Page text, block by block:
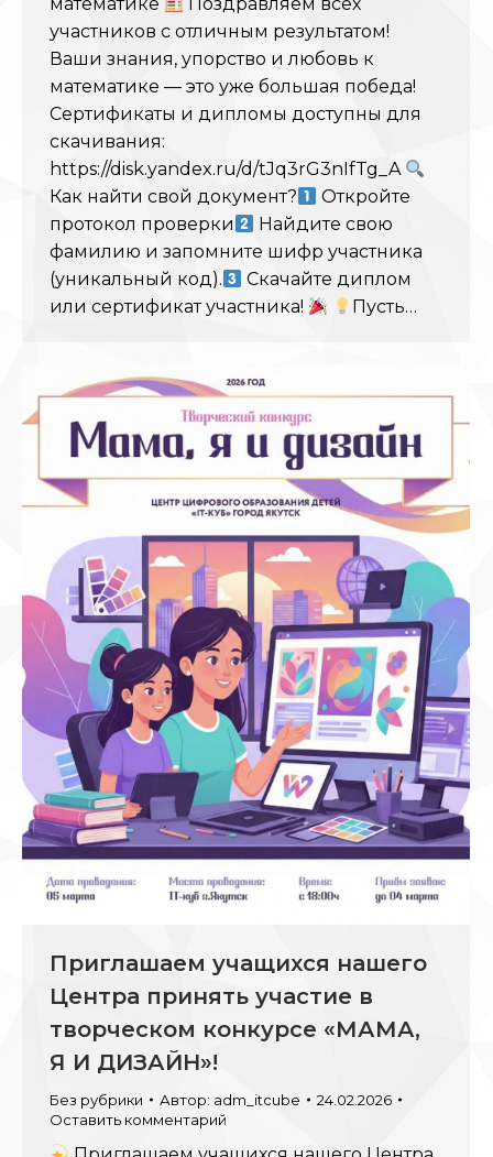
участников с отличным результатом!
Ваши знания, упорство и любовь к
математике — это уже большая победа!
Сертификаты и дипломы доступны для
скачивания:
https://disk.yandex.ru/d/tJq3rG3nIfTg_A
Как найти свой документ?
Откройте
протокол проверки
Найдите свою
фамилию и запомните шифр участника
(уникальный код).
Скачайте диплом
или сертификат участника!
Пусть…
Приглашаем учащихся нашего
Центра принять участие в
творческом конкурсе «МАМА,
Я И ДИЗАЙН»!
Без рубрики Автор: adm_itcube
24.02.2026
Оставить комментарий